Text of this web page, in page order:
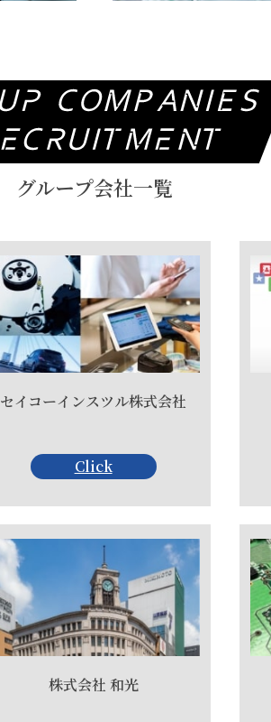
グループ会社一覧
セイコーインスツル株式会社
Click
株式会社 和光